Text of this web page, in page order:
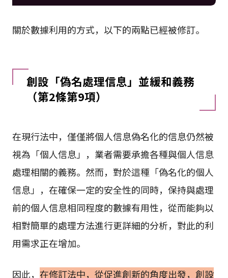
關於數據利用的方式，以下的兩點已經被修訂。
創設「偽名處理信息」並緩和義務
（第2條第9項）
在現行法中，僅僅將個人信息偽名化的信息仍然被
視為「個人信息」，業者需要承擔各種與個人信息
處理相關的義務。然而，對於這種「偽名化的個人
信息」，在確保一定的安全性的同時，保持與處理
前的個人信息相同程度的數據有用性，從而能夠以
相對簡單的處理方法進行更詳細的分析，對此的利
用需求正在增加。
因此， 在修訂法中，從促進創新的角度出發，創設